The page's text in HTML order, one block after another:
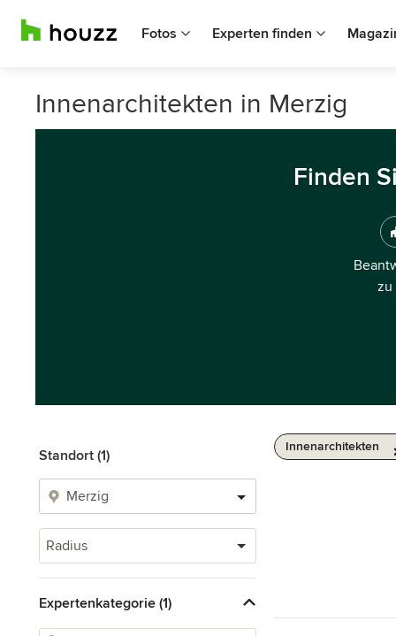
Fotos Experten finden
Innenarchitekten in Merzig
Finden
zu
Standort (1)
Radius
Expertenkategorie (1)
Innenarchitekten